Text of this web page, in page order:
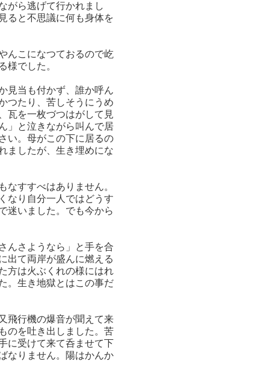
がら逃げて行かれまし
ると不思議に何も身体を
んこになつておるので屹
様でした。
見当も付かず、誰か呼ん
つたり、苦しそうにうめ
瓦を一枚づつはがして見
」と泣きながら叫んで居
い。母がこの下に居るの
ましたが、生き埋めにな
すすべはありません。
なり自分一人ではどうす
迷いました。でも今から
んさようなら」と手を合
出て両岸が盛んに燃える
方は火ぶくれの様にはれ
。生き地獄とはこの事だ
飛行機の爆音が聞えて来
のを吐き出しました。苦
に受けて来て呑ませて下
なりません。陽はかんか